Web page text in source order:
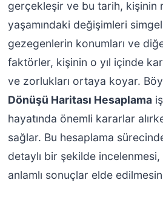
gerçekleşir ve bu tarih, kişinin
yaşamındaki değişimleri
gezegenlerin konumları ve
faktörler, kişinin o yıl içinde
ve zorlukları ortaya koyar.
Dönüşü Haritası Hesaplama
hayatında önemli kararlar
sağlar. Bu hesaplama
detaylı bir şekilde
anlamlı sonuçlar elde